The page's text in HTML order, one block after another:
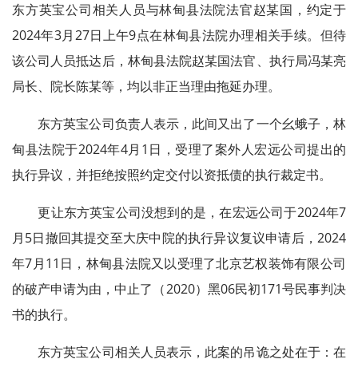
东方英宝公司相关人员与林甸县法院法官赵某国，约定于
2024年3月27日上午9点在林甸县法院办理相关手续。但待
该公司人员抵达后，林甸县法院赵某国法官、执行局冯某亮
局长、院长陈某等，均以非正当理由拖延办理。
东方英宝公司负责人表示，此间又出了一个幺蛾子，林
甸县法院于2024年4月1日，受理了案外人宏远公司提出的
执行异议，并拒绝按照约定交付以资抵债的执行裁定书。
更让东方英宝公司没想到的是，在宏远公司于2024年7
月5日撤回其提交至大庆中院的执行异议复议申请后，2024
年7月11日，林甸县法院又以受理了北京艺权装饰有限公司
的破产申请为由，中止了（2020）黑06民初171号民事判决
书的执行。
东方英宝公司相关人员表示，此案的吊诡之处在于：在